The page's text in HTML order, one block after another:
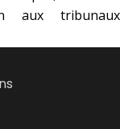
aux tribunaux